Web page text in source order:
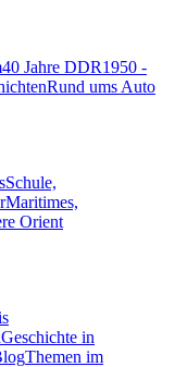
40 Jahre DDR1950 -
Rund ums Auto
Schule,
Maritimes,
Orient
Geschichte in
Themen im